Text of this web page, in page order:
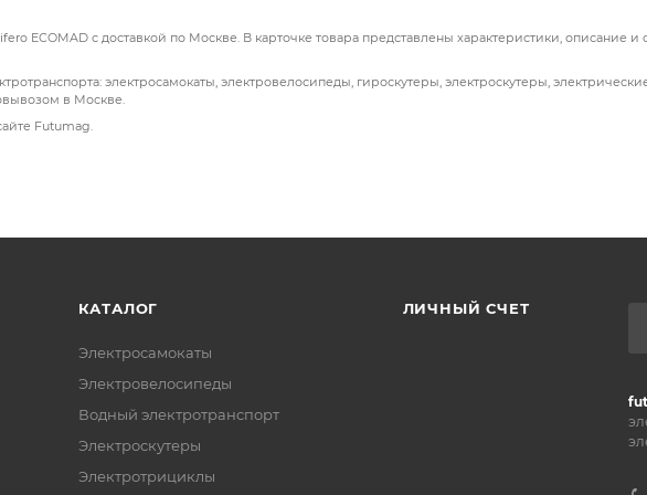
ECOMAD с доставкой по Москве. В карточке товара представлены характеристики, описание
электросамокаты, электровелосипеды, гироскутеры, электроскутеры,
в Москве.
Futumag.
КАТАЛОГ
Электросамокаты
Электровелосипеды
Водный электротранспорт
Электроскутеры
Электротрициклы
ЛИЧНЫЙ СЧЕТ